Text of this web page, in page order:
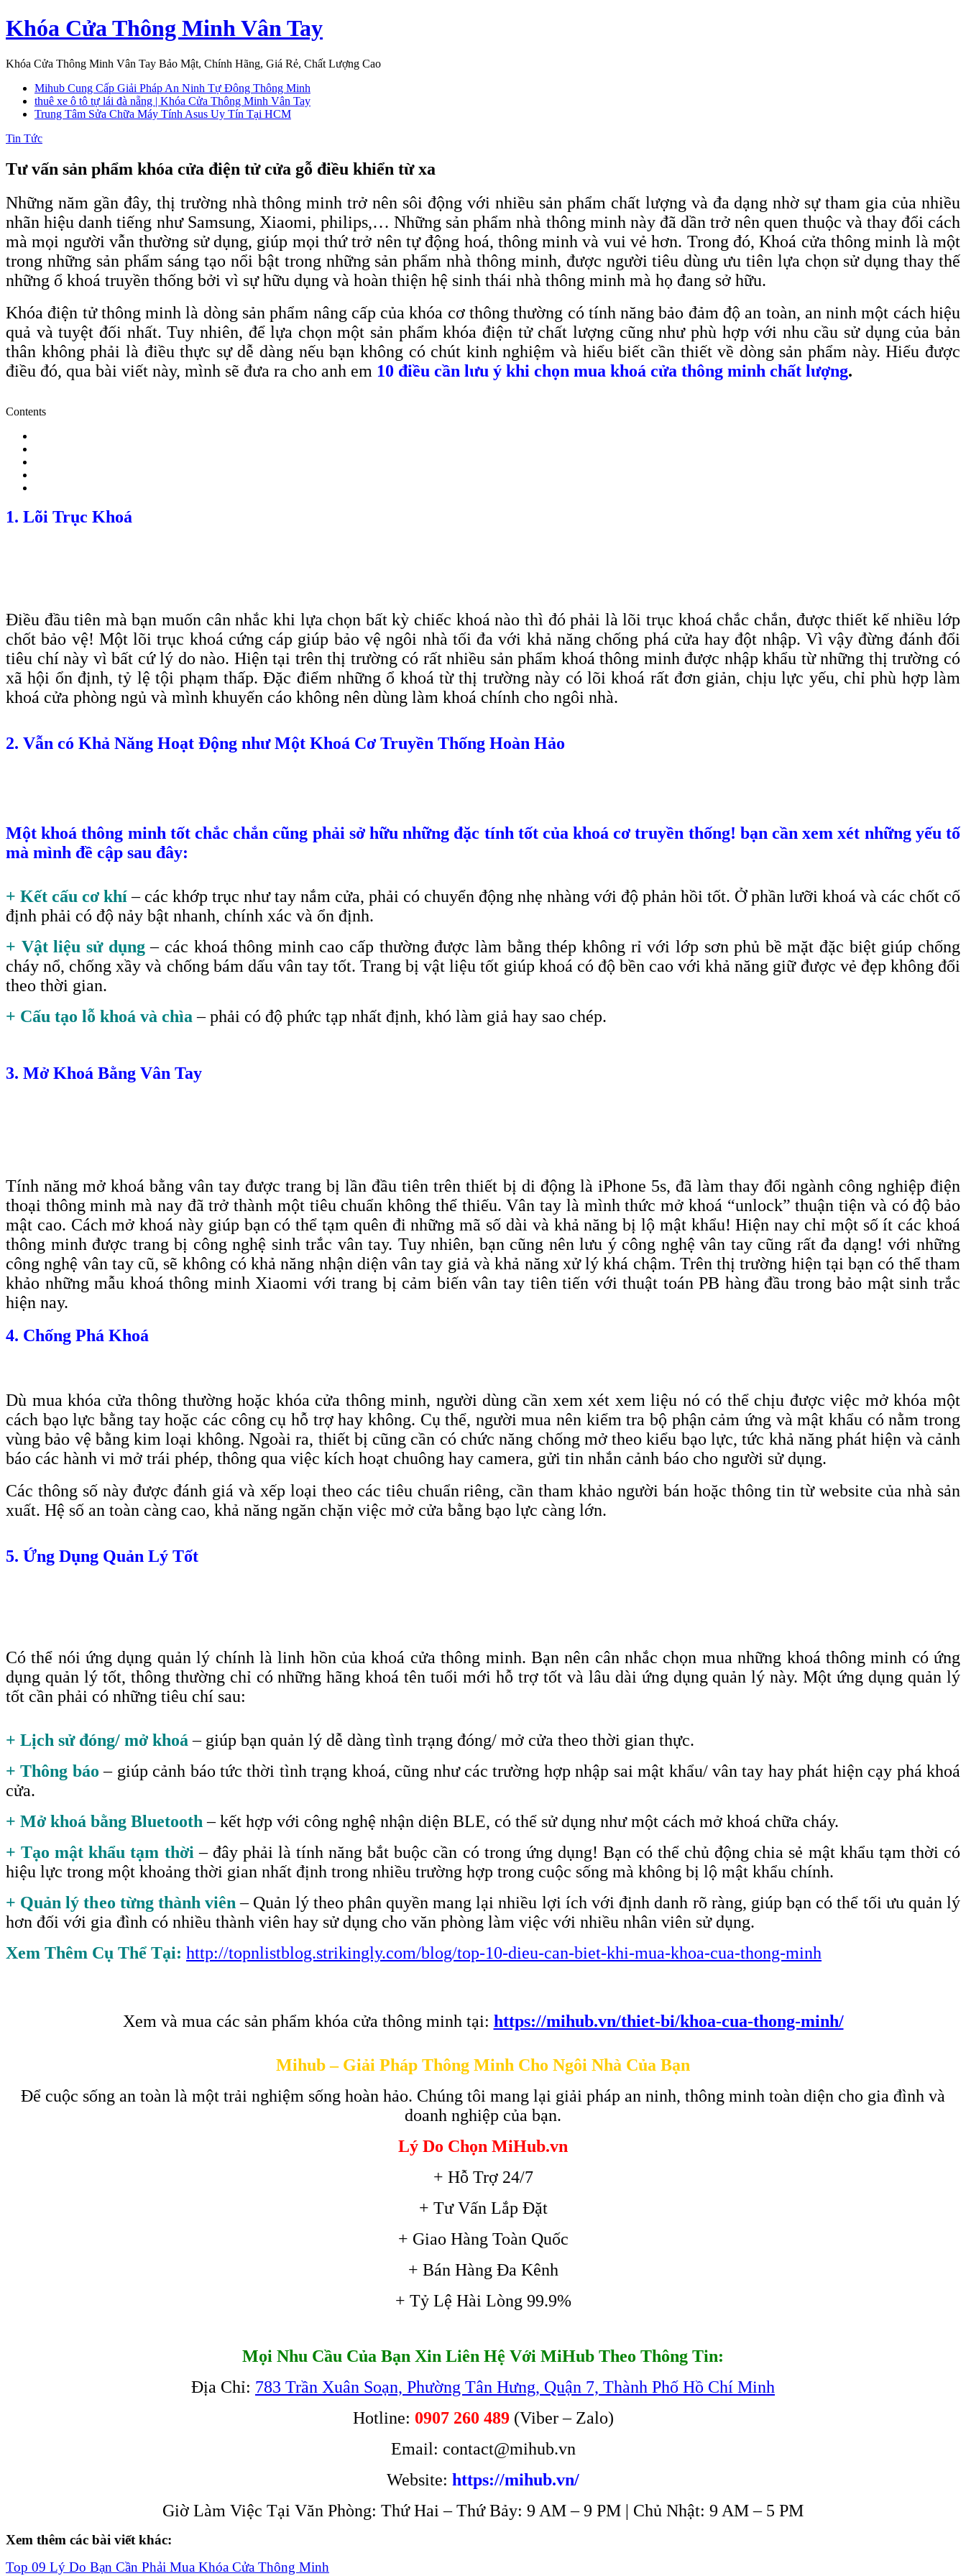
Skip
to
Khóa Cửa Thông Minh Vân Tay
Khóa Cửa Thông Minh Vân Tay Bảo Mật, Chính Hãng, Giá Rẻ, Chất Lượng Cao
Mihub Cung Cấp Giải Pháp An Ninh Tự Đông Thông Minh
thuê xe ô tô tự lái đà nẵng | Khóa Cửa Thông Minh Vân Tay
Trung Tâm Sửa Chữa Máy Tính Asus Uy Tín Tại HCM
Tin Tức
Tư vấn sản phẩm khóa cửa điện tử cửa gỗ điều khiển từ xa
Những năm gần đây, thị trường nhà thông minh trở nên sôi động với nhiều sản phẩm chất lượng và đa dạng nhờ sự tham gia của nhiều
nhãn hiệu danh tiếng như Samsung, Xiaomi, philips,… Những sản phẩm nhà thông minh này đã dần trở nên quen thuộc và thay đổi cách
mà mọi người vẫn thường sử dụng, giúp mọi thứ trở nên tự động hoá, thông minh và vui vẻ hơn. Trong đó, Khoá cửa thông minh là một
trong những sản phẩm sáng tạo nổi bật trong những sản phẩm nhà thông minh, được người tiêu dùng ưu tiên lựa chọn sử dụng thay thế
những ổ khoá truyền thống bởi vì sự hữu dụng và hoàn thiện hệ sinh thái nhà thông minh mà họ đang sở hữu.
Khóa điện tử thông minh là dòng sản phẩm nâng cấp của khóa cơ thông thường có tính năng bảo đảm độ an toàn, an ninh một cách hiệu
quả và tuyệt đối nhất. Tuy nhiên, để lựa chọn một sản phẩm khóa điện tử chất lượng cũng như phù hợp với nhu cầu sử dụng của bản
thân không phải là điều thực sự dễ dàng nếu bạn không có chút kinh nghiệm và hiểu biết cần thiết về dòng sản phẩm này. Hiểu được
điều đó, qua bài viết này, mình sẽ đưa ra cho anh em 10 điều cần lưu ý khi chọn mua khoá cửa thông minh chất lượng.
Contents
1. Lõi Trục Khoá
Điều đầu tiên mà bạn muốn cân nhắc khi lựa chọn bất kỳ chiếc khoá nào thì đó phải là lõi trục khoá chắc chắn, được thiết kế nhiều lớp
chốt bảo vệ! Một lõi trục khoá cứng cáp giúp bảo vệ ngôi nhà tối đa với khả năng chống phá cửa hay đột nhập. Vì vậy đừng đánh đổi
tiêu chí này vì bất cứ lý do nào. Hiện tại trên thị trường có rất nhiều sản phẩm khoá thông minh được nhập khẩu từ những thị trường có
xã hội ổn định, tỷ lệ tội phạm thấp. Đặc điểm những ổ khoá từ thị trường này có lõi khoá rất đơn giản, chịu lực yếu, chỉ phù hợp làm
khoá cửa phòng ngủ và mình khuyến cáo không nên dùng làm khoá chính cho ngôi nhà.
2. Vẫn có Khả Năng Hoạt Động như Một Khoá Cơ Truyền Thống Hoàn Hảo
Một khoá thông minh tốt chắc chắn cũng phải sở hữu những đặc tính tốt của khoá cơ truyền thống! bạn cần xem xét những yếu tố
mà mình đề cập sau đây:
+ Kết cấu cơ khí– các khớp trục như tay nắm cửa, phải có chuyển động nhẹ nhàng với độ phản hồi tốt. Ở phần lưỡi khoá và các chốt cố
định phải có độ nảy bật nhanh, chính xác và ổn định.
+ Vật liệu sử dụng– các khoá thông minh cao cấp thường được làm bằng thép không rỉ với lớp sơn phủ bề mặt đặc biệt giúp chống
cháy nổ, chống xầy và chống bám dấu vân tay tốt. Trang bị vật liệu tốt giúp khoá có độ bền cao với khả năng giữ được vẻ đẹp không đổi
theo thời gian.
+ Cấu tạo lỗ khoá và chìa – phải có độ phức tạp nhất định, khó làm giả hay sao chép.
3. Mở Khoá Bằng Vân Tay
Tính năng mở khoá bằng vân tay được trang bị lần đầu tiên trên thiết bị di động là iPhone 5s, đã làm thay đổi ngành công nghiệp điện
thoại thông minh mà nay đã trở thành một tiêu chuẩn không thể thiếu. Vân tay là mình thức mở khoá “unlock” thuận tiện và có độ bảo
mật cao. Cách mở khoá này giúp bạn có thể tạm quên đi những mã số dài và khả năng bị lộ mật khẩu! Hiện nay chỉ một số ít các khoá
thông minh được trang bị công nghệ sinh trắc vân tay. Tuy nhiên, bạn cũng nên lưu ý công nghệ vân tay cũng rất đa dạng! với những
công nghệ vân tay cũ, sẽ không có khả năng nhận diện vân tay giả và khả năng xử lý khá chậm. Trên thị trường hiện tại bạn có thể tham
khảo những mẫu khoá thông minh Xiaomi với trang bị cảm biến vân tay tiên tiến với thuật toán PB hàng đầu trong bảo mật sinh trắc
hiện nay.
4. Chống Phá Khoá
Dù mua khóa cửa thông thường hoặc khóa cửa thông minh, người dùng cần xem xét xem liệu nó có thể chịu được việc mở khóa một
cách bạo lực bằng tay hoặc các công cụ hỗ trợ hay không. Cụ thể, người mua nên kiểm tra bộ phận cảm ứng và mật khẩu có nằm trong
vùng bảo vệ bằng kim loại không. Ngoài ra, thiết bị cũng cần có chức năng chống mở theo kiểu bạo lực, tức khả năng phát hiện và cảnh
báo các hành vi mở trái phép, thông qua việc kích hoạt chuông hay camera, gửi tin nhắn cảnh báo cho người sử dụng.
Các thông số này được đánh giá và xếp loại theo các tiêu chuẩn riêng, cần tham khảo người bán hoặc thông tin từ website của nhà sản
xuất. Hệ số an toàn càng cao, khả năng ngăn chặn việc mở cửa bằng bạo lực càng lớn.
5. Ứng Dụng Quản Lý Tốt
Có thể nói ứng dụng quản lý chính là linh hồn của khoá cửa thông minh. Bạn nên cân nhắc chọn mua những khoá thông minh có ứng
dụng quản lý tốt, thông thường chỉ có những hãng khoá tên tuổi mới hỗ trợ tốt và lâu dài ứng dụng quản lý này. Một ứng dụng quản lý
tốt cần phải có những tiêu chí sau:
+ Lịch sử đóng/ mở khoá – giúp bạn quản lý dễ dàng tình trạng đóng/ mở cửa theo thời gian thực.
+ Thông báo – giúp cảnh báo tức thời tình trạng khoá, cũng như các trường hợp nhập sai mật khẩu/ vân tay hay phát hiện cạy phá khoá
cửa.
+ Mở khoá bằng Bluetooth – kết hợp với công nghệ nhận diện BLE, có thể sử dụng như một cách mở khoá chữa cháy.
+ Tạo mật khẩu tạm thời – đây phải là tính năng bắt buộc cần có trong ứng dụng! Bạn có thể chủ động chia sẻ mật khẩu tạm thời có
hiệu lực trong một khoảng thời gian nhất định trong nhiều trường hợp trong cuộc sống mà không bị lộ mật khẩu chính.
+ Quản lý theo từng thành viên – Quản lý theo phân quyền mang lại nhiều lợi ích với định danh rõ ràng, giúp bạn có thể tối ưu quản lý
hơn đối với gia đình có nhiều thành viên hay sử dụng cho văn phòng làm việc với nhiều nhân viên sử dụng.
Xem Thêm Cụ Thể Tại: http://topnlistblog.strikingly.com/blog/top-10-dieu-can-biet-khi-mua-khoa-cua-thong-minh
Xem và mua các sản phẩm khóa cửa thông minh tại: https://mihub.vn/thiet-bi/khoa-cua-thong-minh/
Mihub – Giải Pháp Thông Minh Cho Ngôi Nhà Của Bạn
Để cuộc sống an toàn là một trải nghiệm sống hoàn hảo. Chúng tôi mang lại giải pháp an ninh, thông minh toàn diện cho gia đình và
doanh nghiệp của bạn.
Lý Do Chọn MiHub.vn
+ Hỗ Trợ 24/7
+ Tư Vấn Lắp Đặt
+ Giao Hàng Toàn Quốc
+ Bán Hàng Đa Kênh
+ Tỷ Lệ Hài Lòng 99.9%
Mọi Nhu Cầu Của Bạn Xin Liên Hệ Với MiHub Theo Thông Tin:
Địa Chỉ: 783 Trần Xuân Soạn, Phường Tân Hưng, Quận 7, Thành Phố Hồ Chí Minh
Hotline: 0907 260 489(Viber – Zalo)
Email: contact@mihub.vn
Website: https://mihub.vn/
Giờ Làm Việc Tại Văn Phòng: Thứ Hai – Thứ Bảy: 9 AM – 9 PM | Chủ Nhật: 9 AM – 5 PM
Xem thêm các bài viết khác:
Top 09 Lý Do Bạn Cần Phải Mua Khóa Cửa Thông Minh